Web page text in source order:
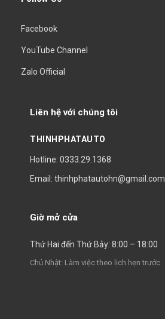
Facebook
YouTube Channel
Zalo Official
Liên hệ với chúng tôi
THINHPHATAUTO
Hotline: 0333.29.1368
Email: thinhphatautohn@gmail.com
Giờ mở cửa
Thứ Hai đến Thứ Bảy: 8:00 – 18:00
Chủ Nhật: Làm việc theo lịch hẹn trước